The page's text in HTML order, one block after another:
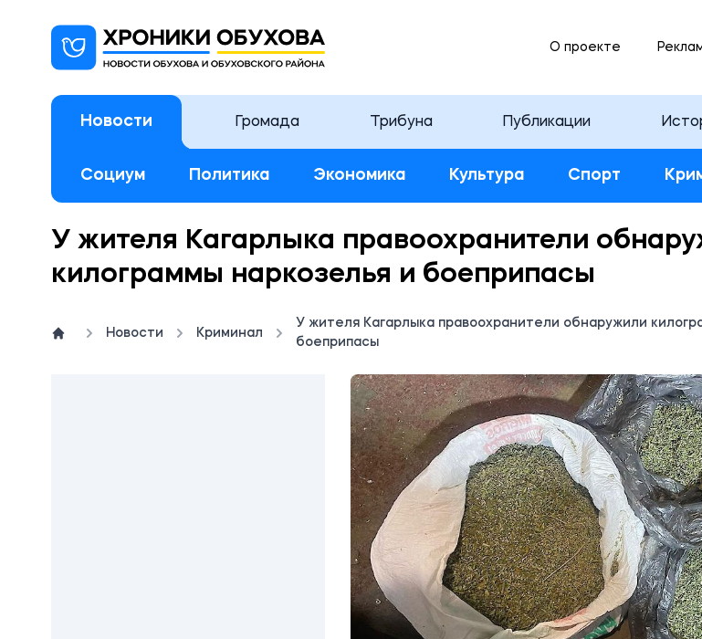
О проекте
Новости Громада Трибуна Публикации
Социум Политика Экономика Культура Спорт
У жителя Кагарлыка правоохранители
килограммы наркозелья и боеприпасы
Новости Криминал
У жителя Кагарлыка правоохранители обнаружили
боеприпасы